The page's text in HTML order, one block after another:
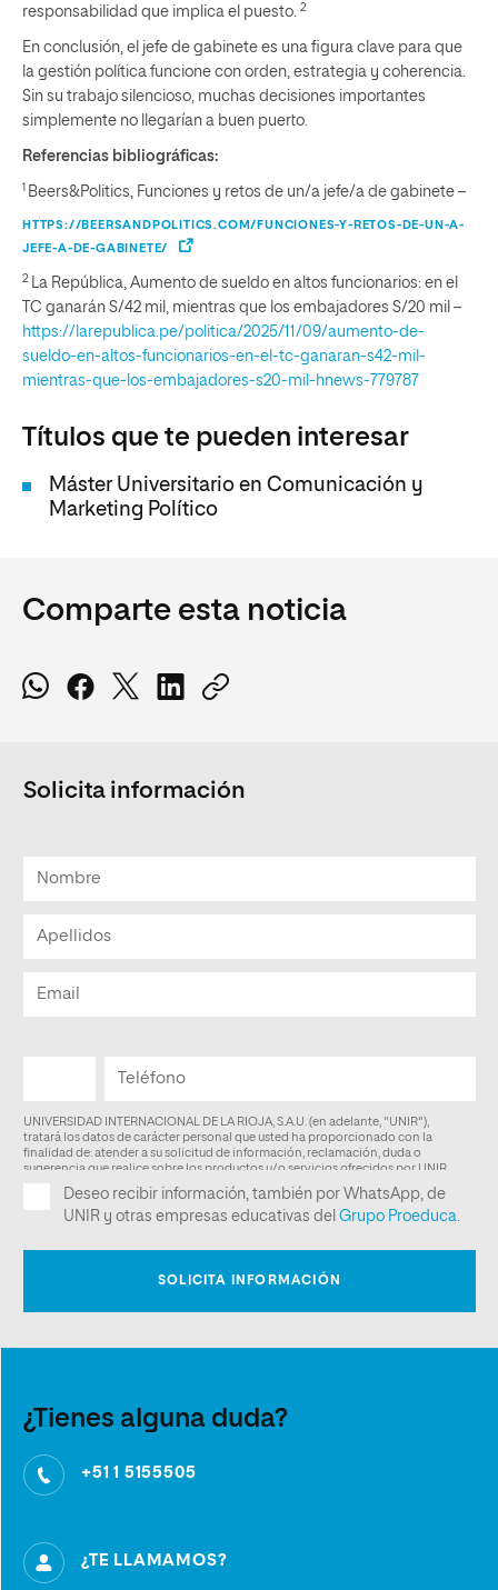
responsabilidad que implica el puesto. 2
En conclusión, el jefe de gabinete es una figura clave para que
la gestión política funcione con orden, estrategia y coherencia.
Sin su trabajo silencioso, muchas decisiones importantes
simplemente no llegarían a buen puerto.
Referencias bibliográficas:
1 Beers&Politics, Funciones y retos de un/a jefe/a de gabinete –
HTTPS://BEERSANDPOLITICS.COM/FUNCIONES-Y-RETOS-DE-UN-A-
JEFE-A-DE-GABINETE/
2La República, Aumento de sueldo en altos funcionarios: en el
TC ganarán S/42 mil, mientras que los embajadores S/20 mil –
https://larepublica.pe/politica/2025/11/09/aumento-de-
sueldo-en-altos-funcionarios-en-el-tc-ganaran-s42-mil-
mientras-que-los-embajadores-s20-mil-hnews-779787
Títulos que te pueden interesar
Máster Universitario en Comunicación y
Marketing Político
Comparte esta noticia
Solicita información
¿Tienes alguna duda?
+51 1 5155505
¿TE LLAMAMOS?